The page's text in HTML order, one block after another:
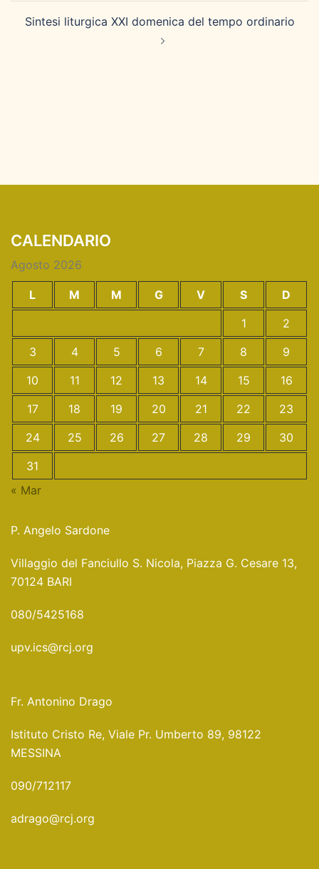
Sintesi liturgica XXI domenica del tempo ordinario
CALENDARIO
Agosto 2026
L M M G V S
D
1
2
3
4 5 6 7 8
9
10
11 12 13 14 15
16
17
18 19 20 21 22
23
24
25 26 27 28 29
30
31
« Mar
P. Angelo Sardone
Villaggio del Fanciullo S. Nicola, Piazza G. Cesare 13,
70124 BARI
080/5425168
upv.ics@rcj.org
Fr. Antonino Drago
Istituto Cristo Re, Viale Pr. Umberto 89, 98122
MESSINA
090/712117
adrago@rcj.org